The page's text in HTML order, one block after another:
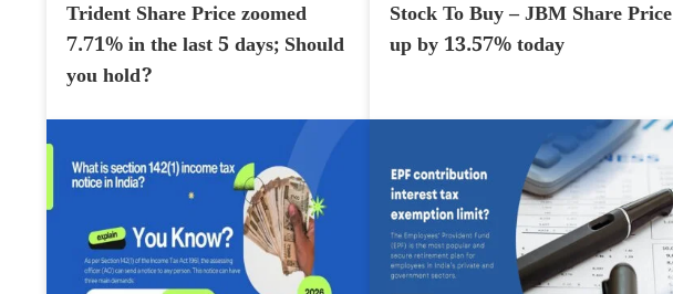
Trident Share Price zoomed
7.71% in the last 5 days; Should
you hold?
Stock To Buy – JBM Share Price
up by 13.57% today